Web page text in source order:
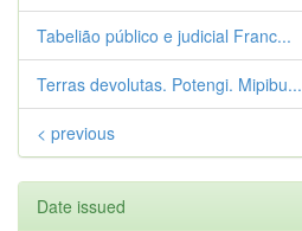
Tabelião público e judicial Franc...
Terras devolutas. Potengi. Mipibu...
< previous
Date issued